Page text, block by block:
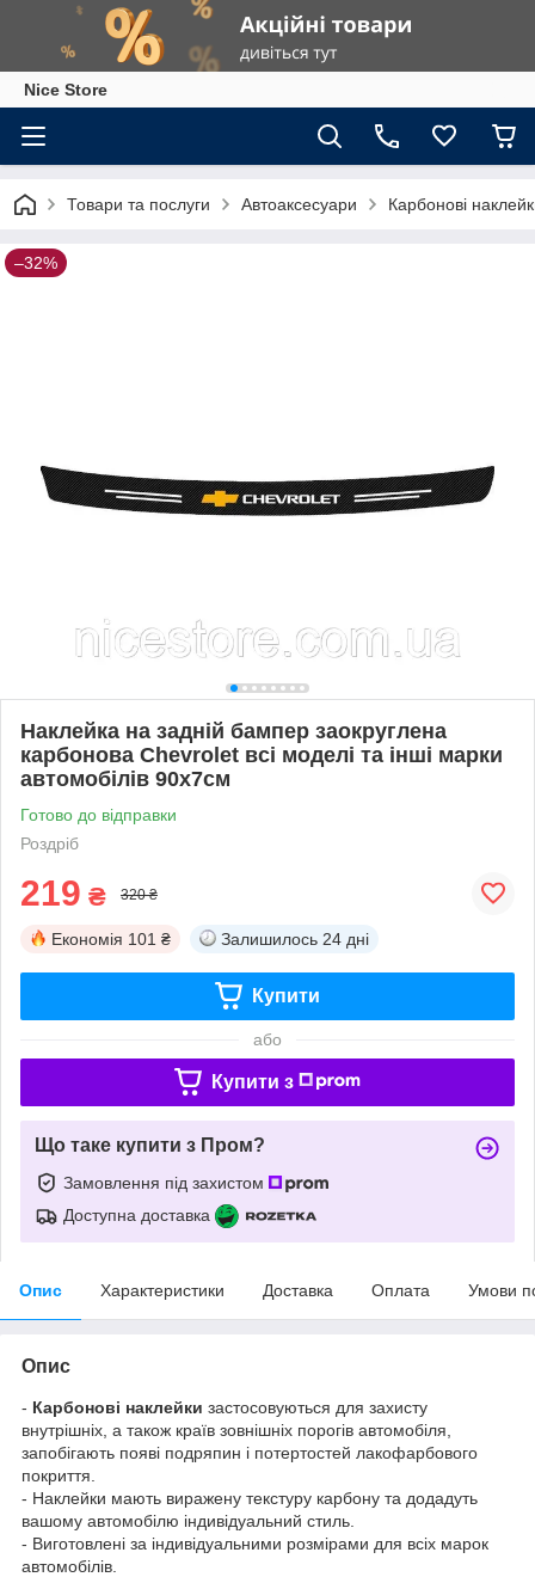
Nice Store
Товари та послуги Автоаксесуари Карбонові
–32%
Наклейка на задній бампер заокруглена
карбонова Chevrolet всі моделі та інші марки
автомобілів 90х7см
Готово до відправки
Роздріб
219 ₴ 320 ₴
Економія 101 ₴ Залишилось 24 дні
Купити
або
Купити з
Що таке купити з Пром?
Замовлення під захистом
Доступна доставка
Опис Характеристики Доставка Оплата Умови
Опис
- Карбонові наклейки застосовуються для захисту
внутрішніх, а також країв зовнішніх порогів автомобіля,
запобігають появі подряпин і потертостей лакофарбового
покриття.
- Наклейки мають виражену текстуру карбону та додадуть
вашому автомобілю індивідуальний стиль.
- Виготовлені за індивідуальними розмірами для всіх марок
автомобілів.